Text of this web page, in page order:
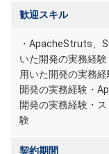
歓迎スキル
・ApacheStruts、
いた開発の実務経
用いた開発の実務
開発の実務経験・
開発の実務経験・
験
契約期間